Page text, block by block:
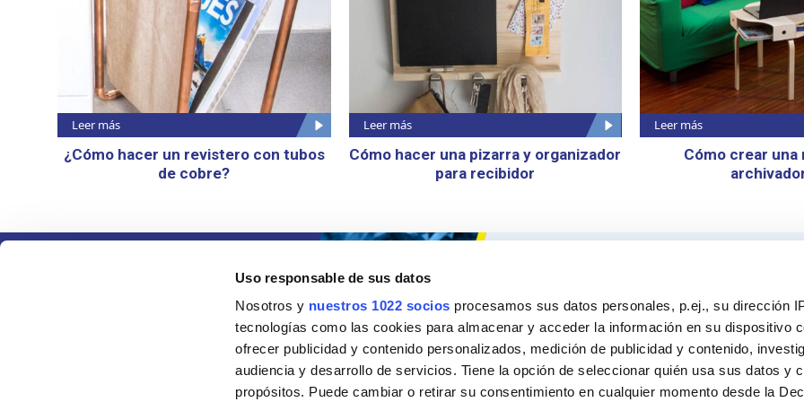
Uso responsable de sus datos
Nosotros y nuestros 1022 socios procesamos sus datos personales, p.ej., su dirección
tecnologías como las cookies para almacenar y acceder la información en su dispositivo
ofrecer publicidad y contenido personalizados, medición de publicidad y contenido,
audiencia y desarrollo de servicios. Tiene la opción de seleccionar quién usa sus datos y
propósitos. Puede cambiar o retirar su consentimiento en cualquier momento desde la
Leer más
¿Cómo hacer un revistero con tubos
de cobre?
Leer más
Cómo hacer una pizarra y organizador
para recibidor
Leer más
Cómo crear una
Sobre Ceys
Manualidades
Bricolaje